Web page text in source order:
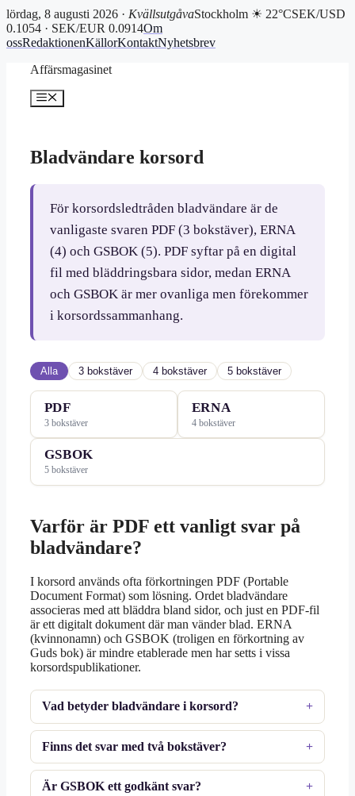
lördag, 8 augusti 2026 · KvällsutgåvaStockholm ☀ 22°CSEK/USD
0.1054 · SEK/EUR 0.0914Om
ossRedaktionenKällorKontaktNyhetsbrev
Affärsmagasinet
Meny
Bladvändare korsord
För korsordsledtråden bladvändare är de
vanligaste svaren PDF (3 bokstäver), ERNA
(4) och GSBOK (5). PDF syftar på en digital
fil med bläddringsbara sidor, medan ERNA
och GSBOK är mer ovanliga men förekommer
i korsordssammanhang.
Alla 3 bokstäver 4 bokstäver 5 bokstäver
PDF
3 bokstäver
ERNA
4 bokstäver
GSBOK
5 bokstäver
Varför är PDF ett vanligt svar på
bladvändare?
I korsord används ofta förkortningen PDF (Portable
Document Format) som lösning. Ordet bladvändare
associeras med att bläddra bland sidor, och just en PDF-fil
är ett digitalt dokument där man vänder blad. ERNA
(kvinnonamn) och GSBOK (troligen en förkortning av
Guds bok) är mindre etablerade men har setts i vissa
korsordspublikationer.
Vad betyder bladvändare i korsord?
Finns det svar med två bokstäver?
Är GSBOK ett godkänt svar?